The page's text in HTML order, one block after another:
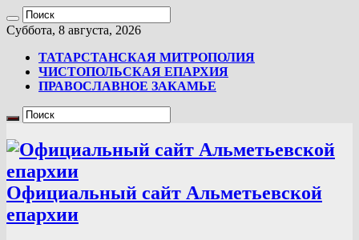
Суббота, 8 августа, 2026
ТАТАРСТАНСКАЯ МИТРОПОЛИЯ
ЧИСТОПОЛЬСКАЯ ЕПАРХИЯ
ПРАВОСЛАВНОЕ ЗАКАМЬЕ
Официальный сайт Альметьевской
епархии